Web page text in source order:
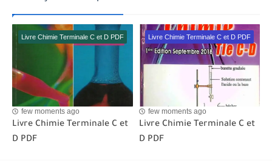
Livre Chimie Terminale C et D PDF
few moments ago
Livre Chimie Terminale C et
D PDF
Livre Chimie Terminale C et D PDF
few moments ago
Livre Chimie Terminale C et
D PDF